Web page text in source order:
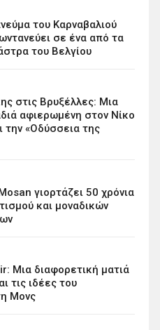
του Καρναβαλιού
σε ένα από τα
του Βελγίου
στις Βρυξέλλες: Μια
αφιερωμένη στον Νίκο
την «Οδύσσεια της
γιορτάζει 50 χρόνια
και μοναδικών
Μια διαφορετική ματιά
τις ιδέες του
Μονς